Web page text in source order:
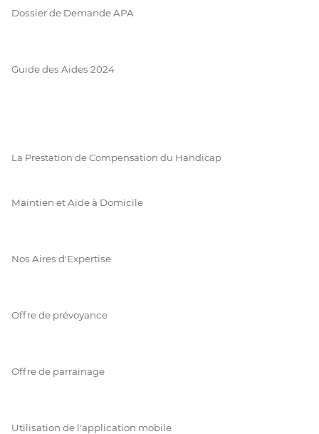
Dossier de Demande APA
Guide des Aides 2024
La Prestation de Compensation du Handicap
Maintien et Aide à Domicile
Nos Aires d'Expertise
Offre de prévoyance
Offre de parrainage
Utilisation de l'application mobile